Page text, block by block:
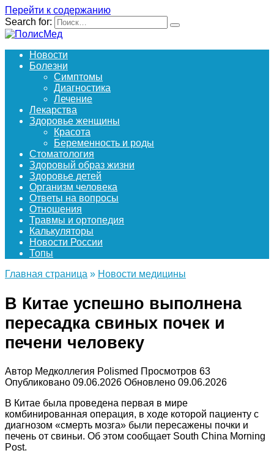
Перейти к содержанию
Search for:
Новости
Болезни
Симптомы
Диагностика
Лечение
Лекарства
Здоровье женщины
Красота
Беременность и роды
Стоматология
Здоровый образ жизни
Здоровье детей
Организм человека
Ответы на вопросы
Отношения
Травмы и ортопедия
Калькуляторы
Новости России
Топы
Главная страница » Новости медицины
В Китае успешно выполнена
пересадка свиных почек и
печени человеку
Автор Медколлегия Polismed Просмотров 63
Опубликовано 09.06.2026 Обновлено 09.06.2026
В Китае была проведена первая в мире
комбинированная операция, в ходе которой пациенту с
диагнозом «смерть мозга» были пересажены почки и
печень от свиньи. Об этом сообщает South China Morning
Post.